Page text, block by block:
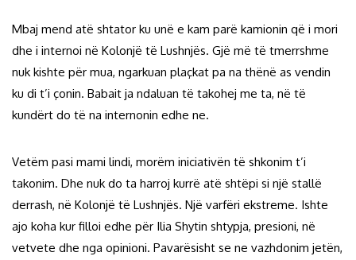
Mbaj mend atë shtator ku unë e kam parë kamionin që i mori
dhe i internoi në Kolonjë të Lushnjës. Gjë më të tmerrshme
nuk kishte për mua, ngarkuan plaçkat pa na thënë as vendin
ku di t’i çonin. Babait ja ndaluan të takohej me ta, në të
kundërt do të na internonin edhe ne.
Vetëm pasi mami lindi, morëm iniciativën të shkonim t’i
takonim. Dhe nuk do ta harroj kurrë atë shtëpi si një stallë
derrash, në Kolonjë të Lushnjës. Një varfëri ekstreme. Ishte
ajo koha kur filloi edhe për Ilia Shytin shtypja, presioni, në
vetvete dhe nga opinioni. Pavarësisht se ne vazhdonim jetën,